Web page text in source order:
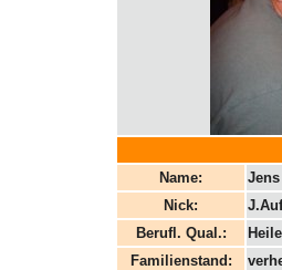
Name:
Nick:
Berufl. Qual.:
Familienstand: